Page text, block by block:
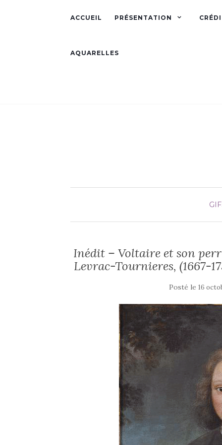
ACCUEIL PRÉSENTATION
AQUARELLES
Inédit – Voltaire et son
Levrac-Tournieres, (1667-
Posté le16